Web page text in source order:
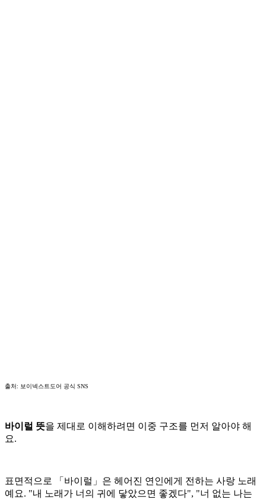
출처: 보이넥스트도어 공식 SNS
바이럴 뜻을 제대로 이해하려면 이중 구조를 먼저 알아야 해
요.
표면적으로 「바이럴」은 헤어진 연인에게 전하는 사랑 노래
예요. "내 노래가 너의 귀에 닿았으면 좋겠다", "너 없는 나는